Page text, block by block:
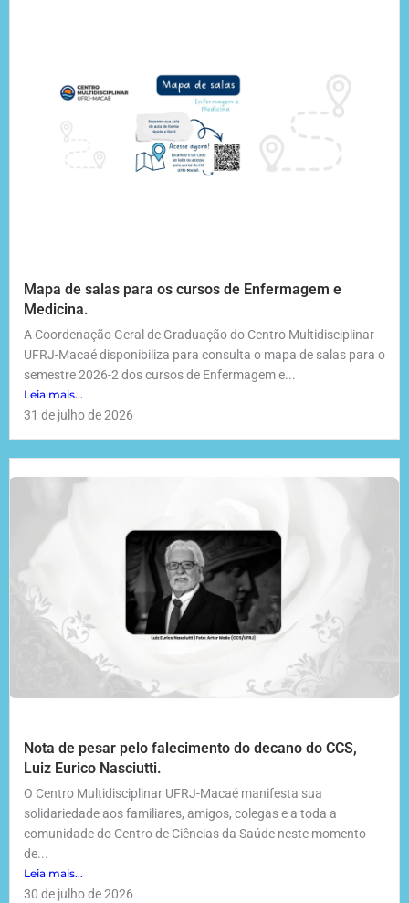
Mapa de salas para os cursos de Enfermagem e
Medicina.
A Coordenação Geral de Graduação do Centro Multidisciplinar
UFRJ-Macaé disponibiliza para consulta o mapa de salas para o
semestre 2026-2 dos cursos de Enfermagem e...
Leia mais...
31 de julho de 2026
Nota de pesar pelo falecimento do decano do CCS,
Luiz Eurico Nasciutti.
O Centro Multidisciplinar UFRJ-Macaé manifesta sua
solidariedade aos familiares, amigos, colegas e a toda a
comunidade do Centro de Ciências da Saúde neste momento
de...
Leia mais...
30 de julho de 2026